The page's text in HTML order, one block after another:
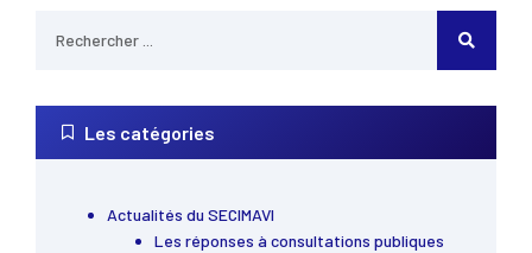
Les catégories
Actualités du SECIMAVI
Les réponses à consultations publiques